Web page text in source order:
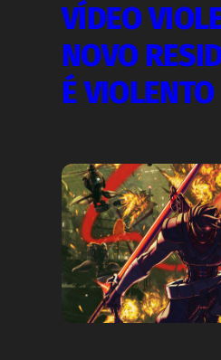
VÍDEO
NOVO
É VIOLENTO